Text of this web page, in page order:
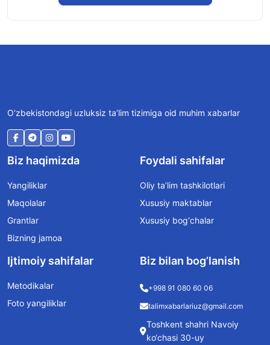
O‘zbekistondagi uzluksiz ta’lim tizimiga oid muhim xabarlar
Biz haqimizda
Yangiliklar
Maqolalar
Grantlar
Bizning jamoa
Foydali sahifalar
Oliy ta’lim tashkilotlari
Xususiy maktablar
Xususiy bog‘chalar
Ijtimoiy sahifalar
Metodikalar
Foto yangiliklar
Biz bilan bog’lanish
+998 91 080 60 06
talimxabarlariuz@gmail.com
Toshkent shahri Navoiy
ko‘chasi 30-uy